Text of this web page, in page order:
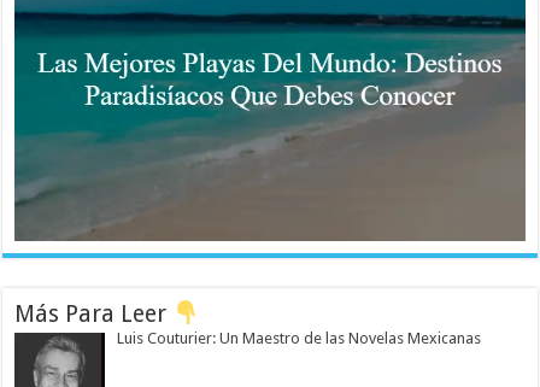
Más Para Leer
Luis Couturier: Un Maestro de las Novelas Mexicanas